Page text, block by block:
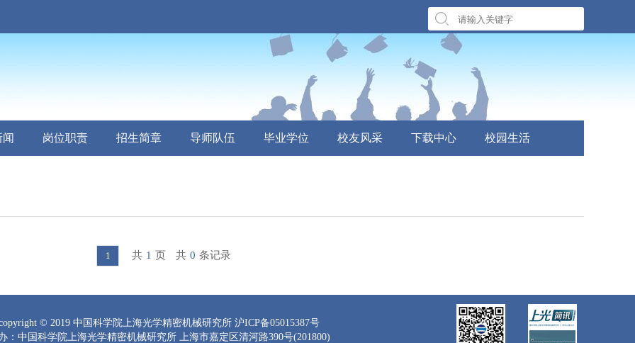
岗位职责 招生简章 导师队伍 毕业学位 校友风采 下载中心 校园生活
1 共 1 页 共 0 条记录
© 2019 中国科学院上海光学精密机械研究所 沪ICP备05015387号
：中国科学院上海光学精密机械研究所 上海市嘉定区清河路390号(201800)